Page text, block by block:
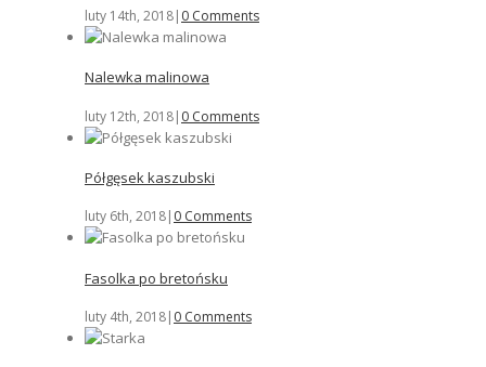
luty 14th, 2018| 0 Comments
Nalewka malinowa
luty 12th, 2018| 0 Comments
Półgęsek kaszubski
luty 6th, 2018| 0 Comments
Fasolka po bretońsku
luty 4th, 2018| 0 Comments